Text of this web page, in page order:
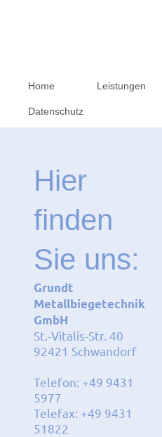
Home Leistungen
Datenschutz
Hier
finden
Sie uns:
Grundt
Metallbiegetechnik
GmbH
St.-Vitalis-Str. 40
92421 Schwandorf
Telefon: +49 9431
5977
Telefax: +49 9431
51822